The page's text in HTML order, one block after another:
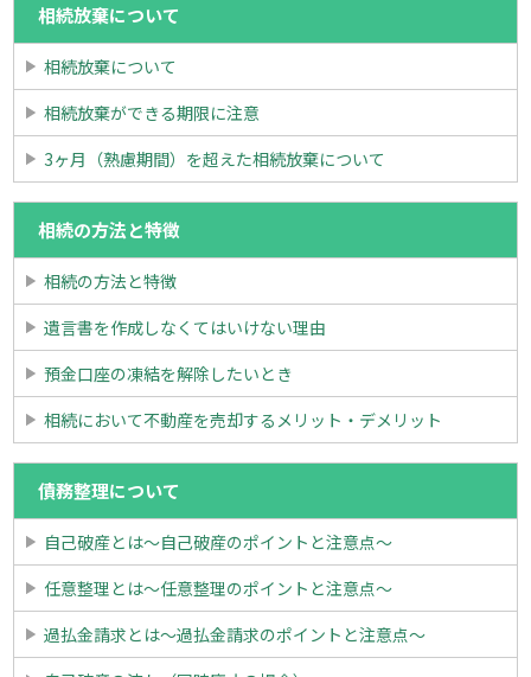
相続放棄について
相続放棄について
相続放棄ができる期限に注意
3ヶ月（熟慮期間）を超えた相続放棄について
相続の方法と特徴
相続の方法と特徴
遺言書を作成しなくてはいけない理由
預金口座の凍結を解除したいとき
相続において不動産を売却するメリット・デメリット
債務整理について
自己破産とは～自己破産のポイントと注意点～
任意整理とは～任意整理のポイントと注意点～
過払金請求とは～過払金請求のポイントと注意点～